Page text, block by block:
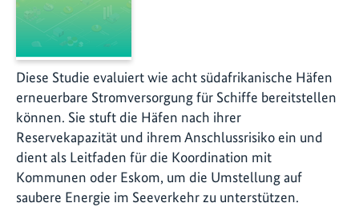
Diese Studie evaluiert wie acht südafrikanische Häfen
erneuerbare Stromversorgung für Schiffe bereitstellen
können. Sie stuft die Häfen nach ihrer
Reservekapazität und ihrem Anschlussrisiko ein und
dient als Leitfaden für die Koordination mit
Kommunen oder Eskom, um die Umstellung auf
saubere Energie im Seeverkehr zu unterstützen.